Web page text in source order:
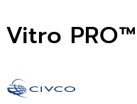
Vitro